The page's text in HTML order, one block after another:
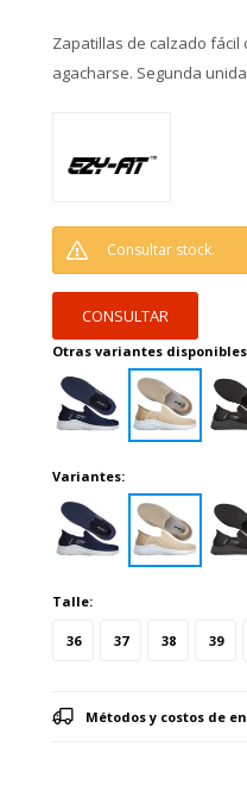
Zapatillas de calzado
agacharse. Segunda
Consultar stock.
CONSULTAR
Otras variantes
Variantes:
Talle:
36 37 38 39
Métodos y costos de